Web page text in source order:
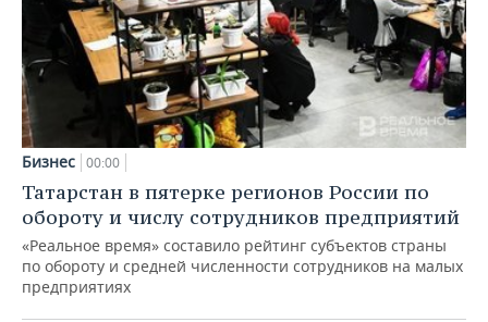
Бизнес 00:00
Татарстан в пятерке регионов России по
обороту и числу сотрудников предприятий
«Реальное время» составило рейтинг субъектов страны
по обороту и средней численности сотрудников на малых
предприятиях